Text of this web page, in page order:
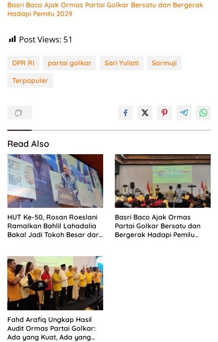
Basri Baco Ajak Ormas Partai Golkar Bersatu dan Bergerak
Hadapi Pemilu 2029
Post Views: 51
DPR RI partai golkar Sari Yuliati
Sarmuji
Terpopuler
Read Also
HUT Ke-50, Rosan Roeslani
Ramalkan Bahlil Lahadalia
Bakal Jadi Tokoh Besar dari
Basri Baco Ajak Ormas
Partai Golkar Bersatu dan
Bergerak Hadapi Pemilu
Fahd Arafiq Ungkap Hasil
Audit Ormas Partai Golkar:
Ada yang Kuat, Ada yang